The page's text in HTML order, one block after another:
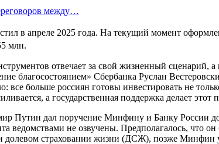
между…
в апреле 2025 года. На текущий момент
млн.
отвечает за свой жизненный сценарий,
благосостоянием» Сбербанка Руслан
все больше россиян готовы инвестировать не
а государственная поддержка делает
Путин дал поручение Минфину и Банку России
ведомствами не озвучены. Предполагалось,
страховании жизни (ДСЖ), позже Минфин